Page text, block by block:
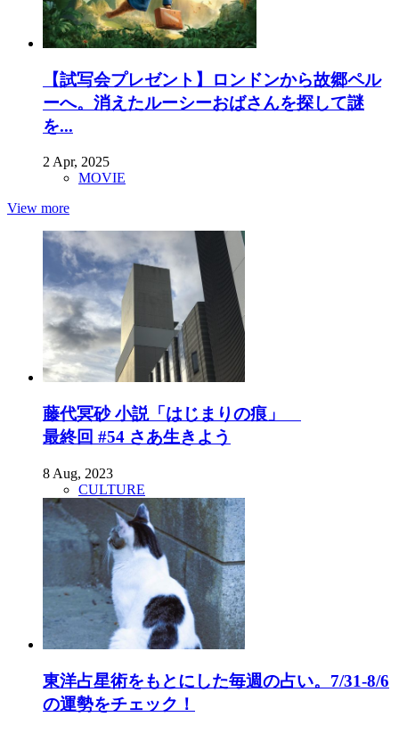
【試写会プレゼント】ロンドンから故郷ペル
ーへ。消えたルーシーおばさんを探して謎
を...
2 Apr, 2025
MOVIE
View more
藤代冥砂 小説「はじまりの痕」
最終回 #54 さあ生きよう
8 Aug, 2023
CULTURE
東洋占星術をもとにした毎週の占い。7/31-8/6
の運勢をチェック！